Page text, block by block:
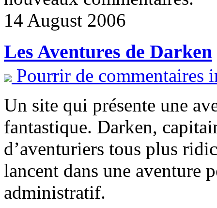
14 August 2006
Les Aventures de Darken
Pourrir de commentaires
Un site qui présente une
fantastique. Darken,
d’aventuriers tous plus
lancent dans une aventure
administratif.